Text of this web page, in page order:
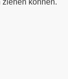
können.